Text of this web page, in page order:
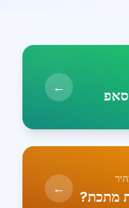
←
מתכת? ←